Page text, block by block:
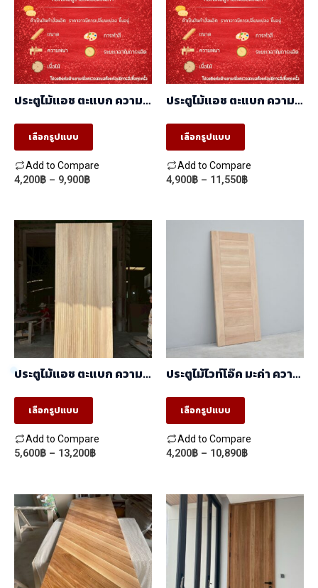
The
options
may
be
chosen
on
the
product
page
The
options
may
be
chosen
on
the
product
page
ประตูไม้แอช ตะแบก ความ
เฉียงวี/chevron/AB-02
เลือกรูปแบบ
Add to Compare
This
has
variants.
The
options
may
be
chosen
on
the
product
page
4,200฿ – 9,900฿Price
through
9,900฿
ประตูไม้แอช ตะแบก ความ
2.5mm
เลือกรูปแบบ
Add to Compare
This
has
chosen
on
the
product
page
4,900฿ – 11,550฿Price
through
11,550฿
ประตูไม้แอช ตะแบก ความ
6mmเลือกรูปแบบ
Add to Compare
This
has
multiple
variants.
The
options
5,600฿ – 13,200฿Price
through
13,200฿
ประตูไม้ไวท์โอ๊ค มะค่า ความ
ตั้ง/portland
เลือกรูปแบบ
Add to Compare
This
has
multiple
variants.
The
options
4,200฿ – 10,890฿Price
through
10,890฿